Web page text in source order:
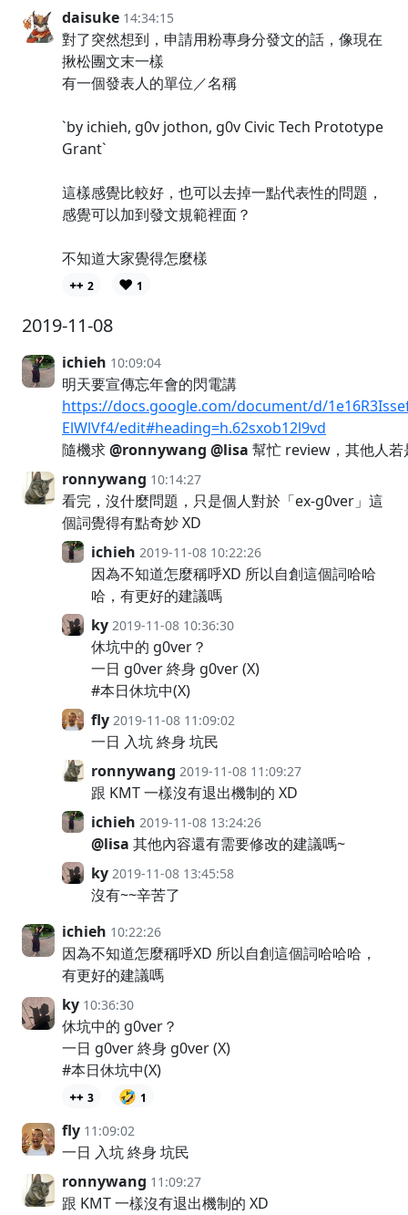
daisuke 14:34:15
對了突然想到，申請用粉專身分發文的話，像現在
揪松團文末一樣
有一個發表人的單位／名稱
`by ichieh, g0v jothon, g0v Civic Tech Prototype
Grant`
這樣感覺比較好，也可以去掉一點代表性的問題，
感覺可以加到發文規範裡面？
不知道大家覺得怎麼樣
2 ❤️ 1
2019-11-08
ichieh 10:09:04
明天要宣傳忘年會的閃電講
https://docs.google.com/document/d/
ElWlVf4/edit#heading=h.62sxob12l9vd
隨機求@ronnywang @lisa 幫忙 review，其他人
ronnywang 10:14:27
看完，沒什麼問題，只是個人對於「ex-g0ver」這
個詞覺得有點奇妙 XD
ichieh 2019-11-08 10:22:26
因為不知道怎麼稱呼XD 所以自創這個詞哈哈
哈，有更好的建議嗎
ky 2019-11-08 10:36:30
休坑中的 g0ver？
一日 g0ver 終身 g0ver (X)
#本日休坑中(X)
fly 2019-11-08 11:09:02
一日 入坑 終身 坑民
ronnywang 2019-11-08 11:09:27
跟 KMT 一樣沒有退出機制的 XD
ichieh 2019-11-08 13:24:26
@lisa 其他內容還有需要修改的建議嗎~
ky 2019-11-08 13:45:58
沒有~~辛苦了
ichieh 10:22:26
因為不知道怎麼稱呼XD 所以自創這個詞哈哈哈，
有更好的建議嗎
ky 10:36:30
休坑中的 g0ver？
一日 g0ver 終身 g0ver (X)
#本日休坑中(X)
3 🤣 1
fly 11:09:02
一日 入坑 終身 坑民
ronnywang 11:09:27
跟 KMT 一樣沒有退出機制的 XD